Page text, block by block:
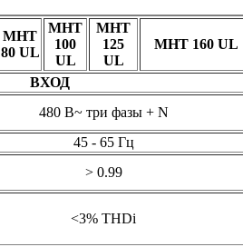
MHT
80 UL
MHT
100
UL
MHT
125
UL
MHT 160 UL
ВХОД
480 В~ три фазы + N
45 - 65 Гц
> 0.99
<3% THDi